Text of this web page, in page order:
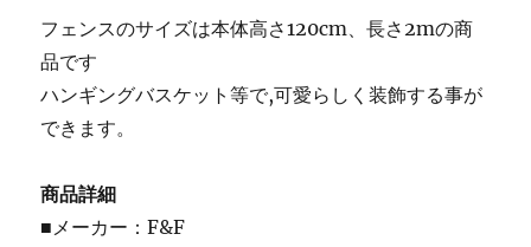
フェンスのサイズは本体高さ120cm、長さ2mの商
品です
ハンギングバスケット等で,可愛らしく装飾する事が
できます。
商品詳細
■メーカー：F&F